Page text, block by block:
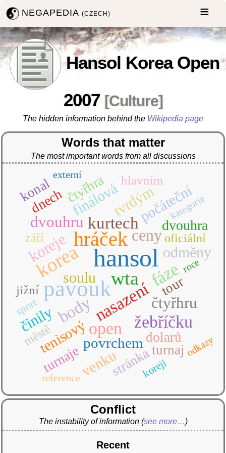
NEGAPEDIA(CZECH)
Hansol Korea Open
2007 [Culture]
The hidden information behind the Wikipedia page
Words that matter
The most important words from all discussions
hansol
pavouk
hráček
korea wta fáze
nasazení
open žebříčku
body
kurtech
ceny
dvouhru
koreje
čtyřhru
odměny
soulu
tvrdým
činily
finálová
povrchem
počáteční
tenisový
venku
dvouhra
čtyřhra
dnech
dolarů
konal
stránka
tour
turnaj
turnaje
hlavním
jižní
městě
oficiální
září
koreji
sport
externí
kategorie
odkazy
reference
roce
Conflict
The instability of information (see more…)
Recent